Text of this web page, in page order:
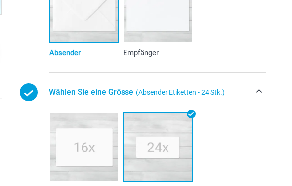
Absender Empfänger
Wählen Sie eine Grösse (Absender Etiketten - 24 Stk.)